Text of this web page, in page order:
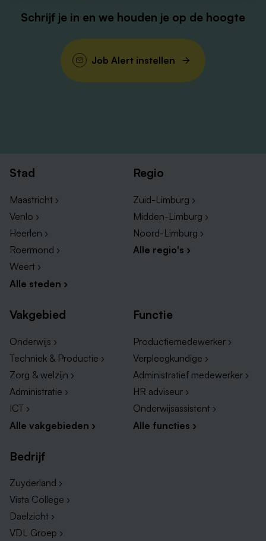
Schrijf je in en we houden je op de hoogte
Job Alert instellen
Stad
Maastricht ›
Venlo ›
Heerlen ›
Roermond ›
Weert ›
Alle steden ›
Regio
Zuid-Limburg ›
Midden-Limburg ›
Noord-Limburg ›
Alle regio's ›
Vakgebied
Onderwijs ›
Techniek & Productie ›
Zorg & welzijn ›
Administratie ›
ICT ›
Alle vakgebieden ›
Functie
Productiemedewerker ›
Verpleegkundige ›
Administratief medewerker ›
HR adviseur ›
Onderwijsassistent ›
Alle functies ›
Bedrijf
Zuyderland ›
Vista College ›
Daelzicht ›
VDL Groep ›